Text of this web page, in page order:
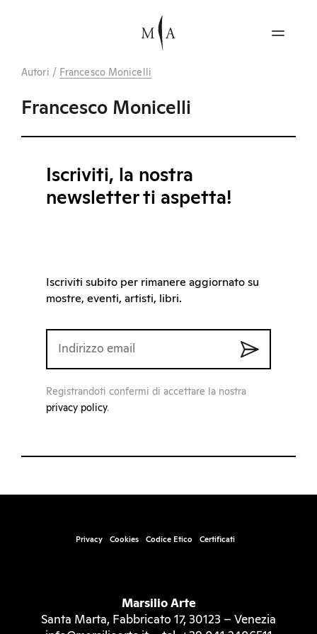
Autori / Francesco Monicelli
Francesco Monicelli
Iscriviti, la nostra
newsletter ti aspetta!
Iscriviti subito per rimanere aggiornato su
mostre, eventi, artisti, libri.
Registrandoti confermi di accettare la nostra
privacy policy.
Privacy Cookies Codice Etico Certificati
Marsilio Arte
Santa Marta, Fabbricato 17, 30123 – Venezia